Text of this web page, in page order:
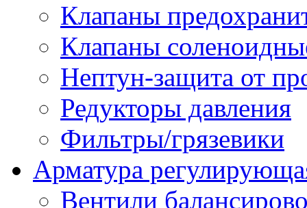
Клапаны
Клапаны
Нептун-защита от
Редукторы давления
Фильтры/грязевики
Арматура
Вентили